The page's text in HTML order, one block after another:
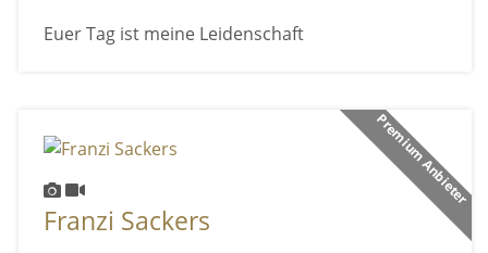
Euer Tag ist meine Leidenschaft
Premium Anbieter
Franzi Sackers